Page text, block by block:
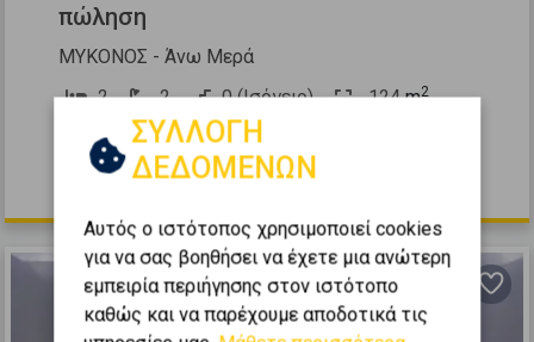
πώληση
ΜΥΚΟΝΟΣ - Άνω Μερά
2
2 0 (Ισόγειο) 124m2
2024
740.000 €
ΣΥΛΛΟΓΗ
ΔΕΔΟΜΕΝΩΝ
Αυτός ο ιστότοπος χρησιμοποιεί cookies
για να σας βοηθήσει να έχετε μια ανώτερη
εμπειρία περιήγησης στον ιστότοπο
καθώς και να παρέχουμε αποδοτικά τις